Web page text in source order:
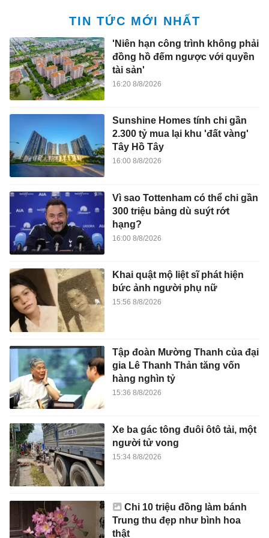
TIN TỨC MỚI NHẤT
'Niên hạn công trình không phải
đồng hồ đếm ngược với quyền
tài sản'
16:20 8/8/2026
Sunshine Homes tính chi gần
2.300 tỷ mua lại khu 'đất vàng'
Tây Hồ Tây
16:00 8/8/2026
Vì sao Tottenham có thể chi gần
300 triệu bảng dù suýt rớt
hạng?
16:00 8/8/2026
Khai quật mộ liệt sĩ phát hiện
bức ảnh người phụ nữ
15:56 8/8/2026
Tập đoàn Mường Thanh của đại
gia Lê Thanh Thản tăng vốn
hàng nghìn tỷ
15:36 8/8/2026
Xe ba gác tông đuôi ôtô tải, một
người tử vong
15:34 8/8/2026
Chi 10 triệu đồng làm bánh
Trung thu đẹp như bình hoa
thật